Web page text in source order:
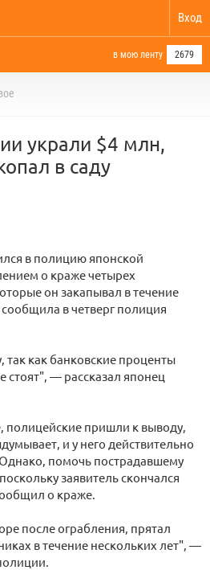
Вход
в мою ленту 2679
украли $4 млн,
в саду
в полицию японской
о краже четырех
он закапывал в течение
сообщила в четверг полиция
так как банковские проценты
стоят", — рассказал японец
полицейские пришли к выводу,
и у него действительно
помочь пострадавшему
заявитель скончался
о краже.
после ограбления, прятал
в течение нескольких лет", —